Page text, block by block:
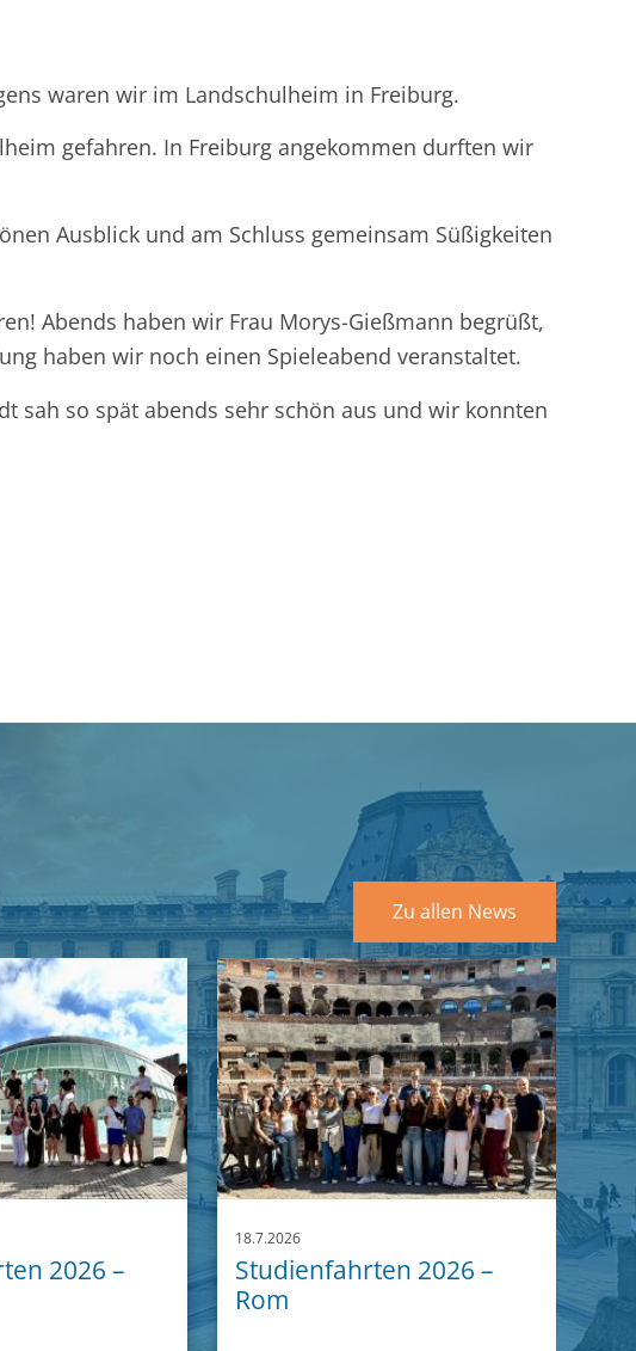
waren wir im Landschulheim in Freiburg.
gefahren. In Freiburg angekommen durften wir
Ausblick und am Schluss gemeinsam Süßigkeiten
Abends haben wir Frau Morys-Gießmann begrüßt,
haben wir noch einen Spieleabend veranstaltet.
sah so spät abends sehr schön aus und wir konnten
Zu allen News
2026 –
18.7.2026
Studienfahrten 2026 –
Rom